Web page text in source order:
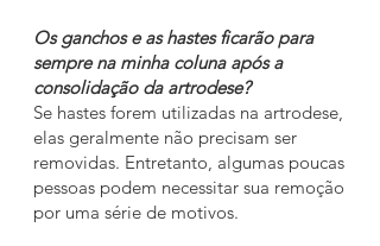
Os ganchos e as hastes ficarão para
sempre na minha coluna após a
consolidação da artrodese?
Se hastes forem utilizadas na artrodese,
elas geralmente não precisam ser
removidas. Entretanto, algumas poucas
pessoas podem necessitar sua remoção
por uma série de motivos.